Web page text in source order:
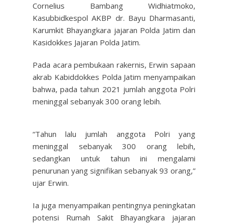
Cornelius Bambang Widhiatmoko,
Kasubbidkespol AKBP dr. Bayu Dharmasanti,
Karumkit Bhayangkara jajaran Polda Jatim dan
Kasidokkes Jajaran Polda Jatim.
Pada acara pembukaan rakernis, Erwin sapaan
akrab Kabiddokkes Polda Jatim menyampaikan
bahwa, pada tahun 2021 jumlah anggota Polri
meninggal sebanyak 300 orang lebih.
“Tahun lalu jumlah anggota Polri yang
meninggal sebanyak 300 orang lebih,
sedangkan untuk tahun ini mengalami
penurunan yang signifikan sebanyak 93 orang,”
ujar Erwin.
Ia juga menyampaikan pentingnya peningkatan
potensi Rumah Sakit Bhayangkara jajaran